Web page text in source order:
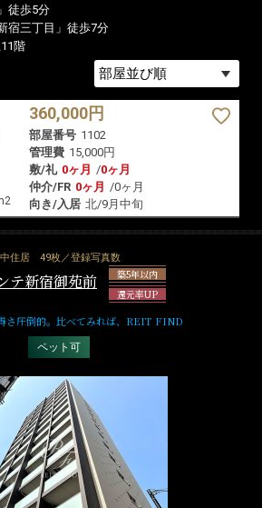
徒歩5分
宿三丁目」徒歩7分
階
360,000円
部屋番号 1102
管理費 15,000円
敷/礼 0ヶ月 /0ヶ月
仲介/FR 0ヶ月 /0ヶ月
向き/入居 北/9月中旬
住居 49枚／登録写真数
テ新宿御苑前
築5年以内
還元率UP
さ圧倒的。比べてみれば、REIT FIND
ペット可